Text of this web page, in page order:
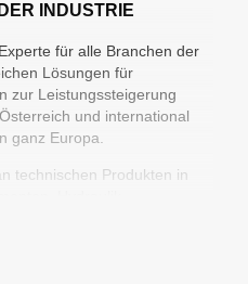
INDUSTRIE
für alle Branchen der
Lösungen für
zur Leistungssteigerung
und international
ganz Europa.
technischen Produkten in
Produkten sowie